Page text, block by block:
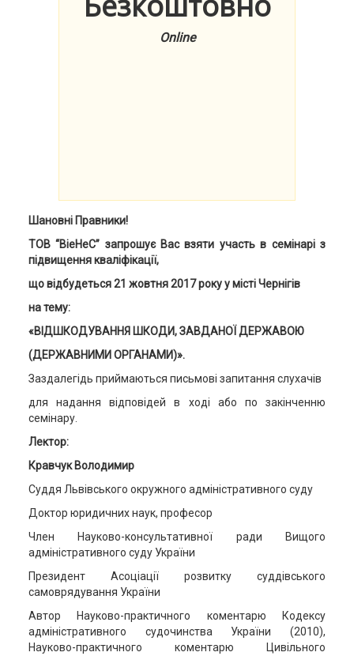
Online
Шановні Правники!
ТОВ “ВіеНеС” запрошує Вас взяти участь в семінарі з
підвищення кваліфікації,
що відбудеться 21 жовтня 2017 року у місті Чернігів
на тему:
«ВІДШКОДУВАННЯ ШКОДИ, ЗАВДАНОЇ ДЕРЖАВОЮ
(ДЕРЖАВНИМИ ОРГАНАМИ)».
Заздалегідь приймаються письмові запитання слухачів
для надання відповідей в ході або по закінченню
семінару.
Лектор:
Кравчук Володимир
Суддя Львівського окружного адміністративного суду
Доктор юридичних наук, професор
Член Науково-консультативної ради Вищого
адміністративного суду України
Президент Асоціації розвитку суддівського
самоврядування України
Автор Науково-практичного коментарю Кодексу
адміністративного судочинства України (2010),
Науково-практичного коментарю Цивільного